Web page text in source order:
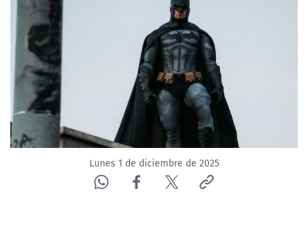
NTV
ACTUALIDAD Y TENDENCIAS
CORPORATIVO Y TRANSPARENCIA
CANAL DE DENUNCIAS
ÁREA DE PROYECTOSLunes 1 de diciembre de 2025